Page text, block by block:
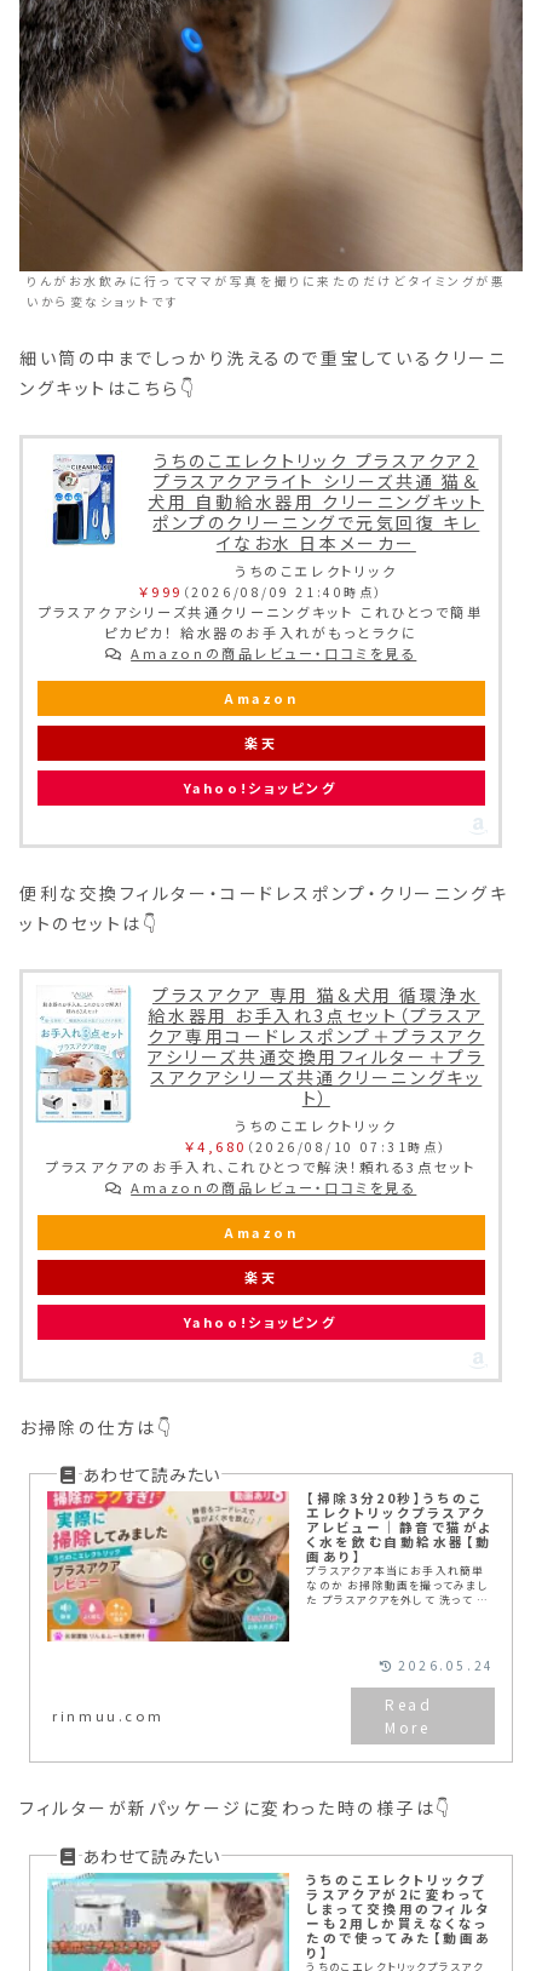
りんがお水飲みに行ってママが写真を撮りに来たのだけどタイミングが悪
いから変なショットです
細い筒の中までしっかり洗えるので重宝しているクリーニ
ングキットはこちら👇
うちのこエレクトリック プラスアクア2
プラスアクアライト シリーズ共通 猫＆
犬用 自動給水器用 クリーニングキット
ポンプのクリーニングで元気回復 キレ
イなお水 日本メーカー
うちのこエレクトリック
￥999 （2026/08/09 21:40時点）
プラスアクアシリーズ共通クリーニングキット これひとつで簡単
ピカピカ！ 給水器のお手入れがもっとラクに
Amazonの商品レビュー・口コミを見る
Amazon
楽天
Yahoo!ショッピング
便利な交換フィルター・コードレスポンプ・クリーニングキ
ットのセットは👇
プラスアクア 専用 猫＆犬用 循環浄水
給水器用 お手入れ3点セット（プラスア
クア専用コードレスポンプ＋プラスアク
アシリーズ共通交換用フィルター＋プラ
スアクアシリーズ共通クリーニングキッ
ト）
うちのこエレクトリック
￥4,680 （2026/08/10 07:31時点）
プラスアクアのお手入れ、これひとつで解決！頼れる3点セット
Amazonの商品レビュー・口コミを見る
Amazon
楽天
Yahoo!ショッピング
お掃除の仕方は👇
【掃除3分20秒】うちのこ
エレクトリックプラスアク
アレビュー｜静音で猫がよ
く水を飲む自動給水器【動
画あり】
プラスアクア本当にお手入れ簡単
なのか お掃除動画を撮ってみまし
た プラスアクアを外して 洗って 戻
楽ちんです♪こんなにお手入れ簡
単で猫ちゃんの体にもいいなんて、
皆さんにおすすめです！
rinmuu.com
2026.05.24
フィルターが新パッケージに変わった時の様子は👇
うちのこエレクトリックプ
ラスアクアが2に変わって
しまって交換用のフィルタ
ーも2用しか買えなくなっ
たので使ってみた【動画あ
り】
うちのこエレクトリックプラスアク